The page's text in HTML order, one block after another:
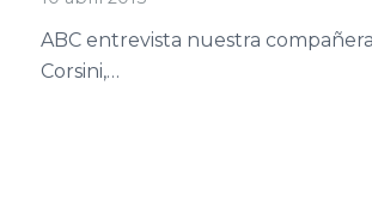
ABC entrevista nuestra
Corsini,…